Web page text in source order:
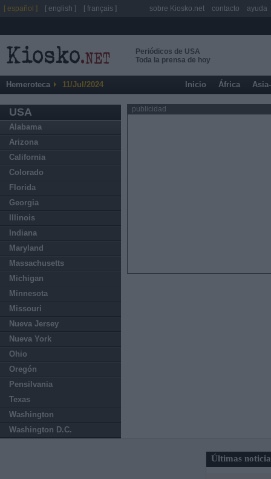
Periódicos de USA
Toda la prensa de hoy
Hemeroteca 11/Jul/2024 Inicio África
USA
Alabama
Arizona
California
Colorado
Florida
Georgia
Illinois
Indiana
Maryland
Massachusetts
Michigan
Minnesota
Missouri
Nueva Jersey
Nueva York
Ohio
Oregón
Pensilvania
Texas
Washington
Washington D.C.
publicidad
Últimas
[ español ] [ english ] [ français ] sobre Kiosko.net contacto ayuda